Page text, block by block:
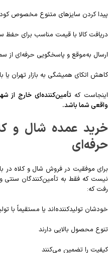
پیدا کردن سایزهای متنوع مخصوص
دریافت کالا با قیمت مناسب برای حفظ
ارسال به‌موقع و پاسخگویی حرفه‌ای از
کاهش اتکای همیشگی به بازار تهران یا
اینجاست کهتأمین‌کننده‌ای خارج از
واقعی شما باشد.
خرید عمده شال و
حرفه‌ای
برای موفقیت در فروش شال و کلاه در
نیست که فقط به تأمین‌کنندگان سنتی
رفت که:
خودشان تولیدکننده‌اند یا مستقیماً با
تنوع محصول بالایی دارند
کیفیت را تضمین می‌کنند